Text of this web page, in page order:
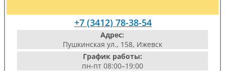
+7 (3412) 78-38-54
Адрес:
Пушкинская ул., 158, Ижевск
График работы:
пн-пт 08:00–19:00